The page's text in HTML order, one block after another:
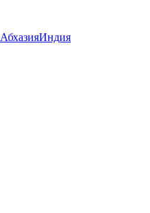
АбхазияИндия